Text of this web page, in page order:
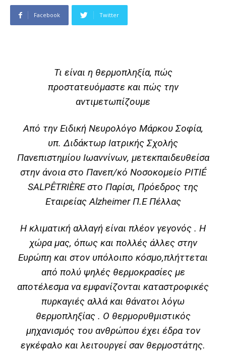
Facebook Twitter
Τι είναι η θερμοπληξία, πώς
προστατευόμαστε και πώς την
αντιμετωπίζουμε
Από την Ειδική Νευρολόγο Μάρκου Σοφία,
υπ. Διδάκτωρ Ιατρικής Σχολής
Πανεπιστημίου Ιωαννίνων, μετεκπαιδευθείσα
στην άνοια στο Πανεπ/κό Νοσοκομείο PITIÉ
SALPÊTRIÈRE στο Παρίσι, Πρόεδρος της
Εταιρείας Alzheimer Π.Ε Πέλλας
Η κλιματική αλλαγή είναι πλέον γεγονός . Η
χώρα μας, όπως και πολλές άλλες στην
Ευρώπη και στον υπόλοιπο κόσμο,πλήττεται
από πολύ ψηλές θερμοκρασίες με
αποτέλεσμα να εμφανίζονται καταστροφικές
πυρκαγιές αλλά και θάνατοι λόγω
θερμοπληξίας . Ο θερμορυθμιστικός
μηχανισμός του ανθρώπου έχει έδρα τον
εγκέφαλο και λειτουργεί σαν θερμοστάτης.